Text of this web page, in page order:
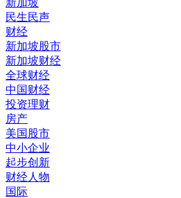
新加坡
民生民声
财经
新加坡股市
新加坡财经
全球财经
中国财经
投资理财
房产
美国股市
中小企业
起步创新
财经人物
国际